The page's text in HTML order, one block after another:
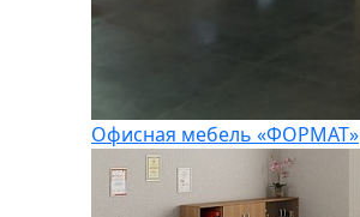
Офисная мебель «ФОРМАТ»